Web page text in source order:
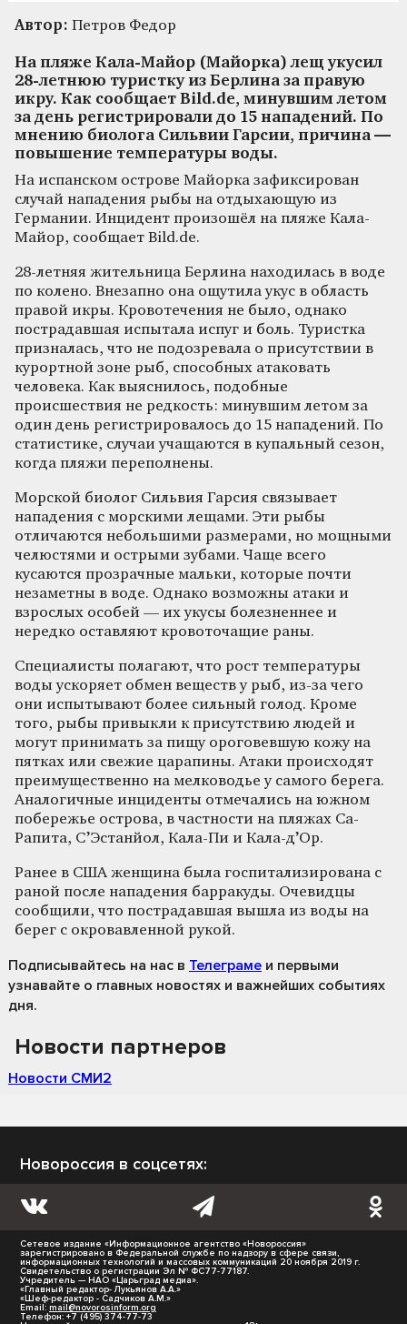
Автор: Петров Федор
На пляже Кала-Майор (Майорка) лещ укусил
28-летнюю туристку из Берлина за правую
икру. Как сообщает Bild.de, минувшим летом
за день регистрировали до 15 нападений. По
мнению биолога Сильвии Гарсии, причина —
повышение температуры воды.
На испанском острове Майорка зафиксирован
случай нападения рыбы на отдыхающую из
Германии. Инцидент произошёл на пляже Кала-
Майор, сообщает Bild.de.
28-летняя жительница Берлина находилась в воде
по колено. Внезапно она ощутила укус в область
правой икры. Кровотечения не было, однако
пострадавшая испытала испуг и боль. Туристка
призналась, что не подозревала о присутствии в
курортной зоне рыб, способных атаковать
человека. Как выяснилось, подобные
происшествия не редкость: минувшим летом за
один день регистрировалось до 15 нападений. По
статистике, случаи учащаются в купальный сезон,
когда пляжи переполнены.
Морской биолог Сильвия Гарсия связывает
нападения с морскими лещами. Эти рыбы
отличаются небольшими размерами, но мощными
челюстями и острыми зубами. Чаще всего
кусаются прозрачные мальки, которые почти
незаметны в воде. Однако возможны атаки и
взрослых особей — их укусы болезненнее и
нередко оставляют кровоточащие раны.
Специалисты полагают, что рост температуры
воды ускоряет обмен веществ у рыб, из-за чего
они испытывают более сильный голод. Кроме
того, рыбы привыкли к присутствию людей и
могут принимать за пищу ороговевшую кожу на
пятках или свежие царапины. Атаки происходят
преимущественно на мелководье у самого берега.
Аналогичные инциденты отмечались на южном
побережье острова, в частности на пляжах Са-
Рапита, С’Эстанйол, Кала-Пи и Кала-д’Ор.
Ранее в США женщина была госпитализирована с
раной после нападения барракуды. Очевидцы
сообщили, что пострадавшая вышла из воды на
берег с окровавленной рукой.
Подписывайтесь на нас в Телеграме и первыми
узнавайте о главных новостях и важнейших событиях
дня.
Новости партнеров
Новости СМИ2
Новороссия в соцсетях:
Сетевое издание «Информационное агентство «Новороссия»
зарегистрировано в Федеральной службе по надзору в сфере связи,
информационных технологий и массовых коммуникаций 20 ноября 2019 г.
Свидетельство о регистрации Эл № ФС77-77187.
Учредитель — НАО «Царьград медиа».
«Главный редактор- Лукьянов А.А.»
«Шеф-редактор - Садчиков А.М.»
Email: mail@novorosinform.org
Телефон: +7 (495) 374-77-73